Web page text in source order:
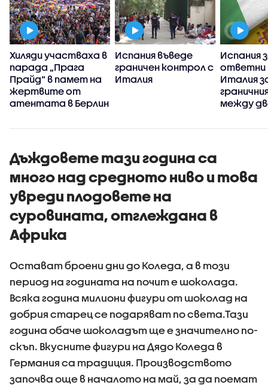
Хиляди участваха в
парада „Прага
Прайд“ в памет на
жертвите от
атентата в Берлин
Испания въведе
граничен контрол с
Италия
Испания
ответни
Италия
между
Дъждовете тази година са
много над средното ниво и това
увреди плодовете на
суровината, отглеждана в
Африка
Остават броени дни до Коледа, a в този
период на годината на почит е шоколада.
Всяка година милиони фигури от шоколад на
добрия старец се подаряват по света.Тази
година обаче шоколадът ще е значително по-
скъп. Вкусните фигури на Дядо Коледа в
Германия са традиция. Производството
започва още в началото на май, за да поемат